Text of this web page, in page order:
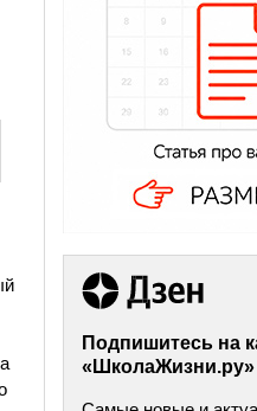
Подпишитесь на
«ШколаЖизни.ру»